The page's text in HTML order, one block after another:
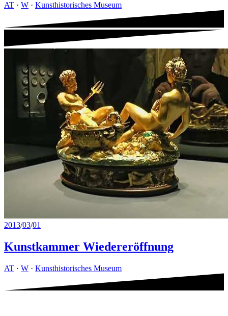
AT · W · Kunsthistorisches Museum
2013/03/01
Kunstkammer Wiedereröffnung
AT · W · Kunsthistorisches Museum